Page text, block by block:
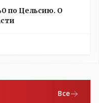
по Цельсию. О
Все